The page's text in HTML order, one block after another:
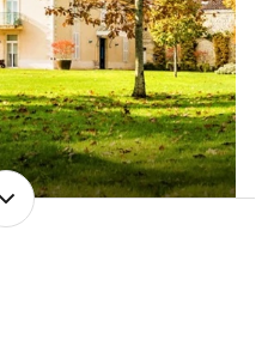
Cabernet
så alle druer var i hus
man en ekstra
de blev let knust og
af
ståltanke i det nye
kunne Nicolas Labenne
elementer af den